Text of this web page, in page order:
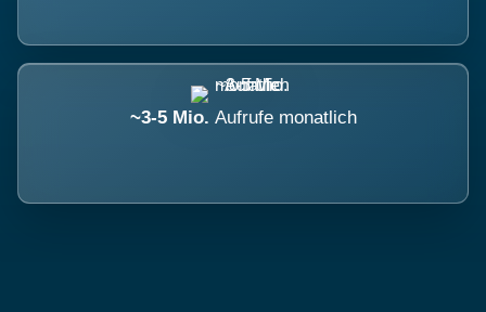
~3-5 Mio. Aufrufe monatlich